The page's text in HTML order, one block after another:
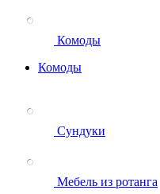
Комоды
Комоды
Сундуки
Мебель из ротанга